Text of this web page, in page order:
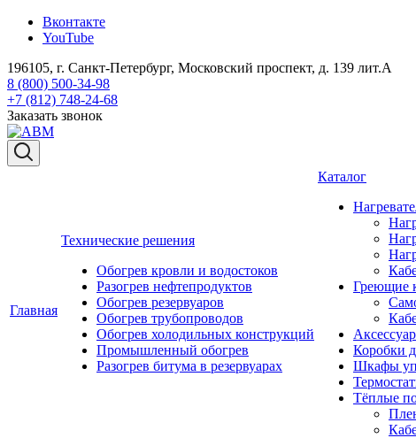
Вконтакте
YouTube
196105, г. Санкт-Петербург, Московский проспект, д. 139 лит.А
8 (800) 500-34-98
+7 (812) 748-24-68
Заказать звонок
Главная
Технические решения
Обогрев кровли и водостоков
Разогрев нефтепродуктов
Обогрев резервуаров
Обогрев трубопроводов
Обогрев холодильных конструкций
Промышленный обогрев
Разогрев битума в резервуарах
Каталог
Греющие
Коробки
Шкафы
Тёплые